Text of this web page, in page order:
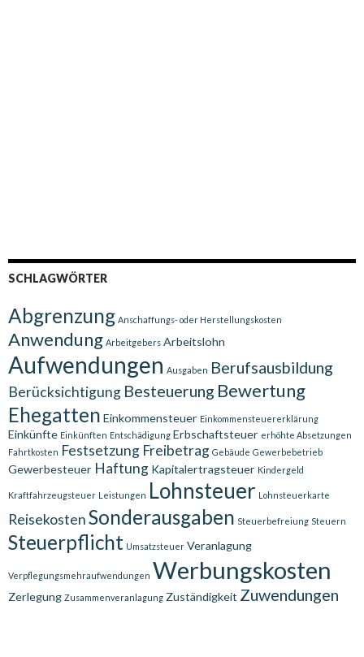
SCHLAGWÖRTER
Abgrenzung Anschaffungs- oder Herstellungskosten
Anwendung Arbeitgebers Arbeitslohn
Aufwendungen Ausgaben Berufsausbildung
Berücksichtigung Besteuerung Bewertung
Ehegatten Einkommensteuer Einkommensteuererklärung
Einkünfte Einkünften Entschädigung Erbschaftsteuer erhöhte Absetzungen
Fahrtkosten Festsetzung Freibetrag Gebäude Gewerbebetrieb
Gewerbesteuer Haftung Kapitalertragsteuer Kindergeld
Kraftfahrzeugsteuer Leistungen Lohnsteuer Lohnsteuerkarte
ReisekostenSonderausgaben Steuerbefreiung Steuern
Steuerpflicht Umsatzsteuer Veranlagung
Verpflegungsmehraufwendungen Werbungskosten
Zerlegung Zusammenveranlagung Zuständigkeit Zuwendungen